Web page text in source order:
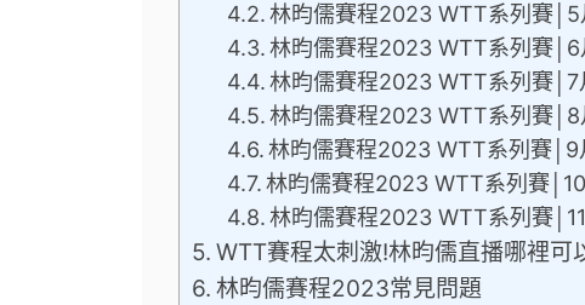
林昀儒賽程2023 WTT系列賽│5
林昀儒賽程2023 WTT系列賽│6
林昀儒賽程2023 WTT系列賽│7
林昀儒賽程2023 WTT系列賽│8
林昀儒賽程2023 WTT系列賽│9
林昀儒賽程2023 WTT系列賽
林昀儒賽程2023 WTT系列賽
WTT賽程太刺激!林昀儒直播哪裡可
林昀儒賽程2023常見問題